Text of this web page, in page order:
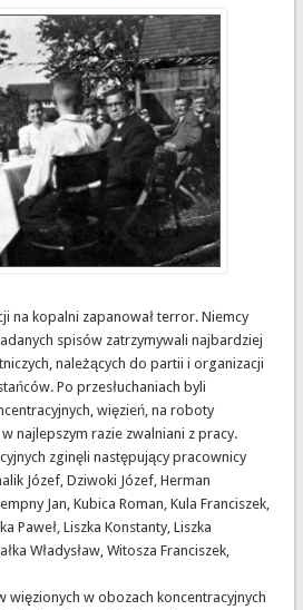
na kopalni zapanował terror. Niemcy
spisów zatrzymywali najbardziej
należących do partii i organizacji
Po przesłuchaniach byli
więzień, na roboty
najlepszym razie zwalniani z pracy.
zginęli następujący pracownicy
Józef, Dziwoki Józef, Herman
Jan, Kubica Roman, Kula Franciszek,
Paweł, Liszka Konstanty, Liszka
Władysław, Witosza Franciszek,
więzionych w obozach koncentracyjnych